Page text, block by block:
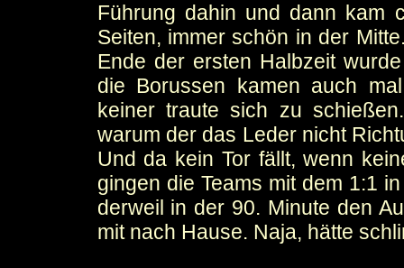
Führung dahin und dann kam
Seiten, immer schön in der
Ende der ersten Halbzeit
die Borussen kamen auch
keiner traute sich zu
warum der das Leder nicht
Und da kein Tor fällt, wenn
gingen die Teams mit dem 1:1
derweil in der 90. Minute den
mit nach Hause. Naja, hätte